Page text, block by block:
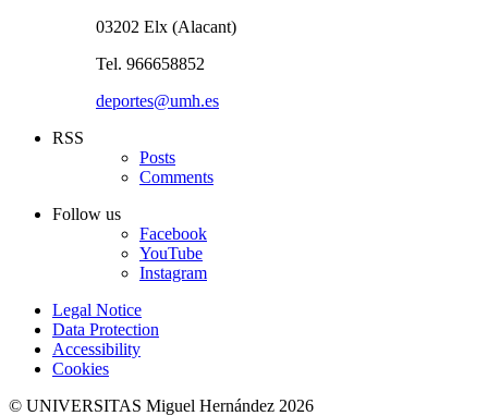
03202 Elx (Alacant)
Tel. 966658852
deportes@umh.es
RSS
Posts
Comments
Follow us
Facebook
YouTube
Instagram
Legal Notice
Data Protection
Accessibility
Cookies
© UNIVERSITAS Miguel Hernández 2026